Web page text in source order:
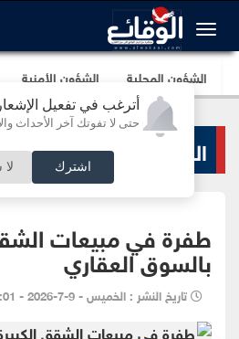
أترغب في تفعيل
حتى لا تفوتك آخر الأحداث
اشترك لا
الشؤون المحلية الشؤون الأمنية
الشؤون المحلية
طفرة في مبيعات
بالسوق العقاري
تاريخ النشر : الخميس - 9-7-2026 - 10:01 AM